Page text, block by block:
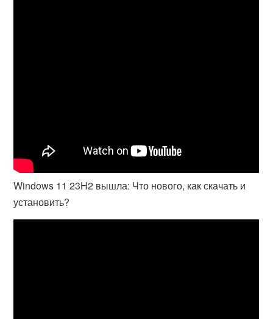
Windows 11 23H2 вышла: Что нового, как скачать и
установить?